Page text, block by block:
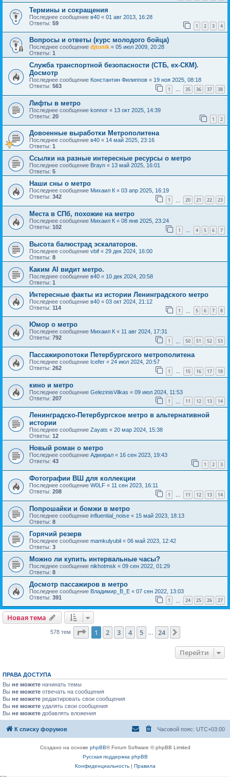
Термины и сокращения
Последнее сообщение в40 « 01 авг 2013, 16:28
Ответы: 59 1 2 3 4
Вопросы и ответы (курс молодого бойца)
Последнее сообщение djtonik « 05 июл 2009, 20:28
Ответы: 1
Служба транспортной безопасности (СТБ, ex-СКМ).
Досмотр
Последнее сообщение Константин Филиппов « 19 ноя 2025, 08:18
Ответы: 563 1 … 35 36 37 38
Лифты в метро
Последнее сообщение konnor « 13 окт 2025, 14:39
Ответы: 20 1 2
Довоенные выработки Метрополитена
Последнее сообщение в40 « 14 май 2025, 23:16
Ответы: 1
Ссылки на разные интересные ресурсы о метро
Последнее сообщение Brayn « 13 май 2025, 16:01
Ответы: 5
Наши сны о метро
Последнее сообщение Михаил К « 03 апр 2025, 16:19
Ответы: 342 1 20 21 22 23
Места в СПб, похожие на метро
Последнее сообщение Михаил К « 08 янв 2025, 23:24
Ответы: 102 1 … 4 5 6 7
Высота балюстрад эскалаторов.
Последнее сообщение vbif « 29 дек 2024, 16:00
Ответы: 8
Каким AI видит метро.
Последнее сообщение в40 « 10 дек 2024, 20:58
Ответы: 1
Интересные факты из истории Ленинградского метро
Последнее сообщение в40 « 03 окт 2024, 21:12
Ответы: 114 1 5 6 7 8
Юмор о метро
Последнее сообщение Михаил К « 11 авг 2024, 17:31
Ответы: 792 1 50 51 52 53
Пассажиропотоки Петербургского метрополитена
Последнее сообщение Icefer « 24 июл 2024, 20:57
Ответы: 262 1 … 15 16 17 18
кино и метро
Последнее сообщение GelezinisVilkas « 09 июл 2024, 11:53
Ответы: 207 1 11 12 13 14
Ленинградско-Петербургское метро в альтернативной
истории
Последнее сообщение Zayats « 20 мар 2024, 15:38
Ответы: 12
Новый роман о метро
Последнее сообщение Адмирал « 16 сен 2023, 19:43
Ответы: 43 1 2 3
Фотографии ВШ для коллекции
Последнее сообщение W0LF « 11 сен 2023, 16:11
Ответы: 208 1 … 11 12 13 14
Попрошайки и бомжи в метро
Последнее сообщение influential_noise « 15 май 2023, 18:13
Ответы: 8
Горячий резерв
Последнее сообщение mamkulyubil « 06 май 2023, 12:42
Ответы: 3
Можно ли купить интервальные часы?
Последнее сообщение nikhotmsk « 09 сен 2022, 01:29
Ответы: 8
Досмотр пассажиров в метро
Последнее сообщение Владимир_В_Е « 07 сен 2022, 13:03
Ответы: 391 1 24 25 26 27
Новая тема
578 тем Страница из 24
1 2 3 4 5 24
Перейти
ПРАВА ДОСТУПА
Вы не можете начинать темы
Вы не можете отвечать на сообщения
Вы не можете редактировать свои сообщения
Вы не можете удалять свои сообщения
Вы не можете добавлять вложения
К списку форумов Часовой пояс: UTC+03:00
Создано на основе phpBB® Forum Software © phpBB Limited
Русская поддержка phpBB
Конфиденциальность| Правила